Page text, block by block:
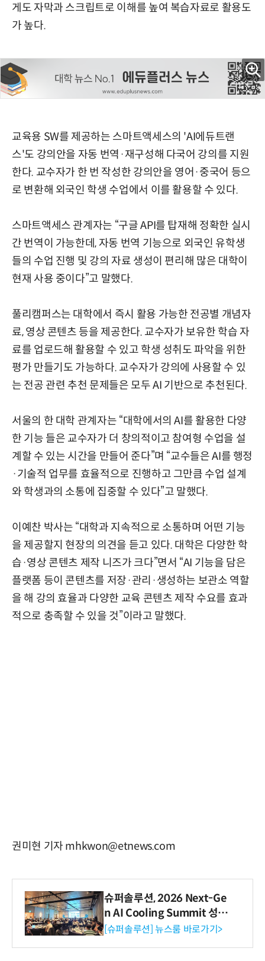
게도 자막과 스크립트로 이해를 높여 복습자료로 활용도
가 높다.
교육용 SW를 제공하는 스마트액세스의 'AI에듀트랜
스'도 강의안을 자동 번역·재구성해 다국어 강의를 지원
한다. 교수자가 한 번 작성한 강의안을 영어·중국어 등으
로 변환해 외국인 학생 수업에서 이를 활용할 수 있다.
스마트액세스 관계자는 “구글 API를 탑재해 정확한 실시
간 번역이 가능한데, 자동 번역 기능으로 외국인 유학생
들의 수업 진행 및 강의 자료 생성이 편리해 많은 대학이
현재 사용 중이다”고 말했다.
풀리캠퍼스는 대학에서 즉시 활용 가능한 전공별 개념자
료, 영상 콘텐츠 등을 제공한다. 교수자가 보유한 학습 자
료를 업로드해 활용할 수 있고 학생 성취도 파악을 위한
평가 만들기도 가능하다. 교수자가 강의에 사용할 수 있
는 전공 관련 추천 문제들은 모두 AI 기반으로 추천된다.
서울의 한 대학 관계자는 “대학에서의 AI를 활용한 다양
한 기능 들은 교수자가 더 창의적이고 참여형 수업을 설
계할 수 있는 시간을 만들어 준다”며 “교수들은 AI를 행정
·기술적 업무를 효율적으로 진행하고 그만큼 수업 설계
와 학생과의 소통에 집중할 수 있다”고 말했다.
이예찬 박사는 “대학과 지속적으로 소통하며 어떤 기능
을 제공할지 현장의 의견을 듣고 있다. 대학은 다양한 학
습·영상 콘텐츠 제작 니즈가 크다”면서 “AI 기능을 담은
플랫폼 등이 콘텐츠를 저장·관리·생성하는 보관소 역할
을 해 강의 효율과 다양한 교육 콘텐츠 제작 수요를 효과
적으로 충족할 수 있을 것”이라고 말했다.
권미현 기자 mhkwon@etnews.com
슈퍼솔루션, 2026 Next-Ge
n AI Cooling Summit 성황
리 성료
[슈퍼솔루션] 뉴스룸 바로가기>